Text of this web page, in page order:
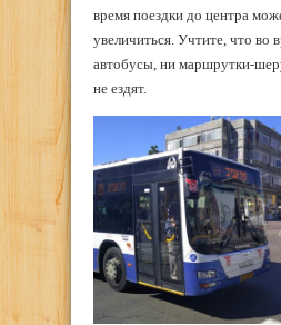
время поездки до центра
увеличиться. Учтите, что во
автобусы, ни маршрутки-
не ездят.